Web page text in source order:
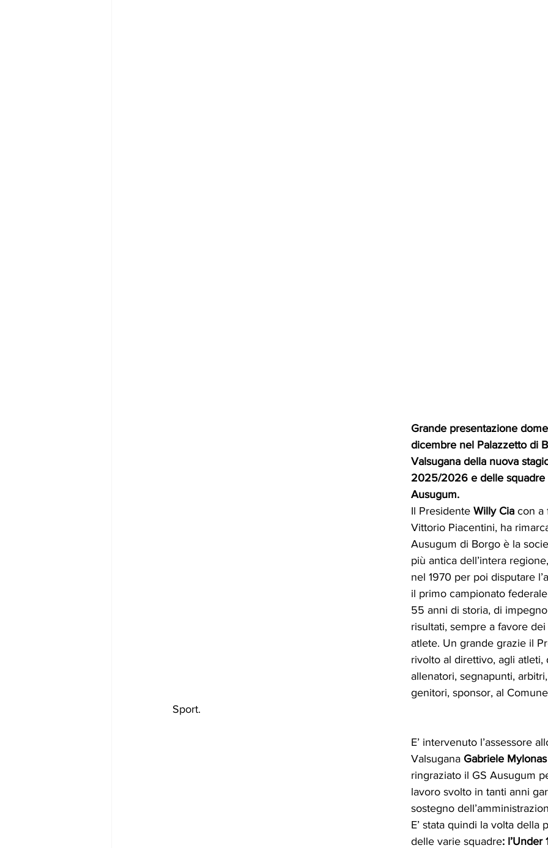
Grande presentazione
dicembre nel Palazzetto di
Valsugana della nuova
2025/2026 e delle squadre
Ausugum.
Il Presidente Willy Cia con a
Vittorio Piacentini, ha
Ausugum di Borgo è la
più antica dell’intera
nel 1970 per poi disputare
il primo campionato
55 anni di storia, di
risultati, sempre a favore
atlete. Un grande grazie il
rivolto al direttivo, agli
allenatori, segnapunti,
genitori, sponsor, al
Sport.
E’ intervenuto l’assessore
Valsugana Gabriele Mylonas
ringraziato il GS Ausugum
lavoro svolto in tanti anni
sostegno
E’ stata quindi la volta della
delle varie squadre: l’Under